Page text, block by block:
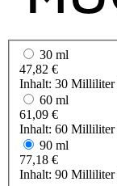
30 ml
47,82 €
Inhalt: 30 Milliliter
60 ml
61,09 €
Inhalt: 60 Milliliter
90 ml
77,18 €
Inhalt: 90 Milliliter